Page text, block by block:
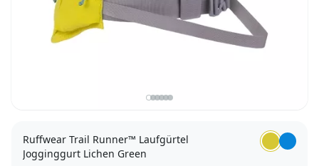
Ruffwear Trail Runner™ Laufgürtel
Jogginggurt Lichen Green